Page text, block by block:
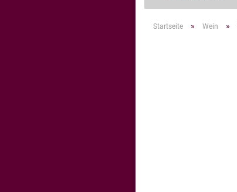
Startseite » Wein »